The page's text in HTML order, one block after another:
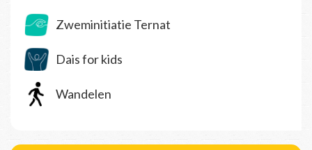
Zweminitiatie Ternat
Dais for kids
Wandelen